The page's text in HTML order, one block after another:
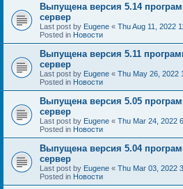
Выпущена версия 5.14
сервер
Last post by Eugene « Thu Aug 11, 2022
Posted in Новости
Выпущена версия 5.11
сервер
Last post by Eugene « Thu May 26, 2022
Posted in Новости
Выпущена версия 5.05
сервер
Last post by Eugene « Thu Mar 24, 2022
Posted in Новости
Выпущена версия 5.04
сервер
Last post by Eugene « Thu Mar 03, 2022
Posted in Новости